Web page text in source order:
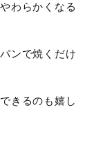
わらかくなる
ンで焼くだけ
きるのも嬉し